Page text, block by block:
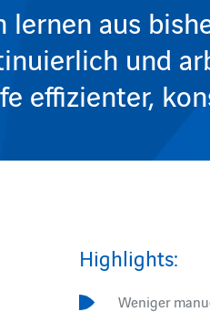
lernen aus
und
effizienter,
Highlights:
Weniger